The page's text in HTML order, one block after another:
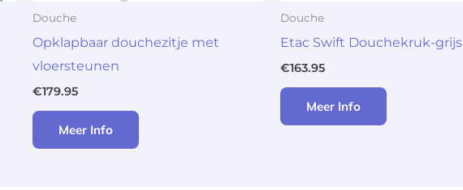
Douche
Opklapbaar douchezitje met
vloersteunen
€179.95
Meer Info
Douche
Etac Swift Douchekruk-grijs
€163.95
Meer Info